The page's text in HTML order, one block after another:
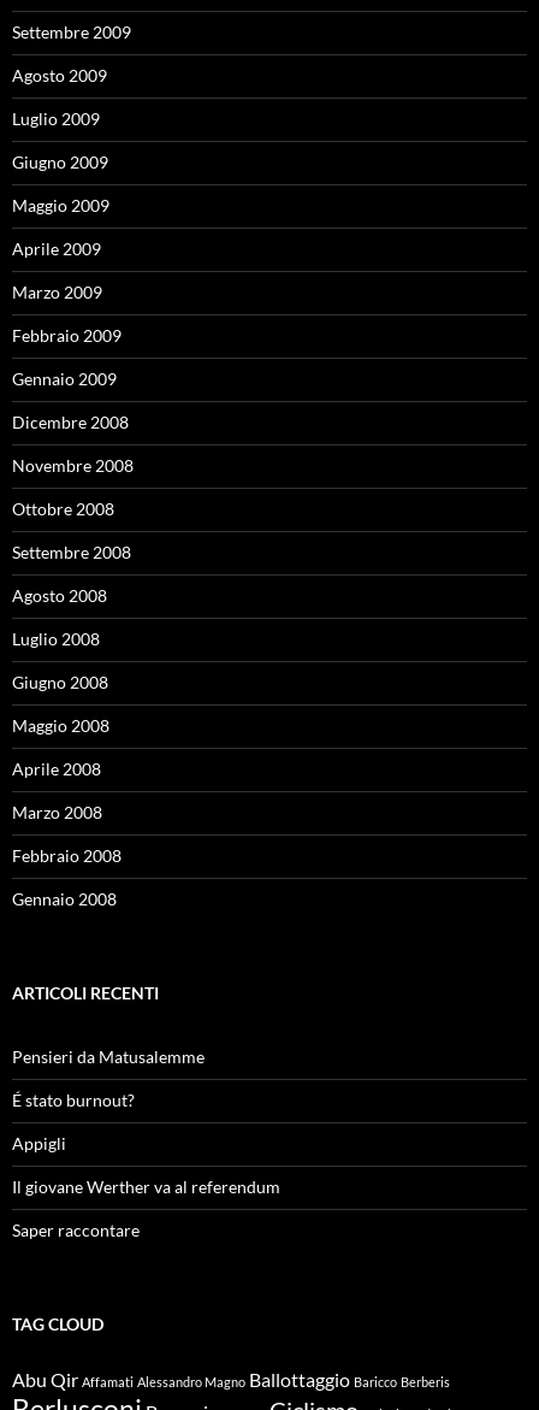
Settembre 2009
Agosto 2009
Luglio 2009
Giugno 2009
Maggio 2009
Aprile 2009
Marzo 2009
Febbraio 2009
Gennaio 2009
Dicembre 2008
Novembre 2008
Ottobre 2008
Settembre 2008
Agosto 2008
Luglio 2008
Giugno 2008
Maggio 2008
Aprile 2008
Marzo 2008
Febbraio 2008
Gennaio 2008
ARTICOLI RECENTI
Pensieri da Matusalemme
É stato burnout?
Appigli
Il giovane Werther va al referendum
Saper raccontare
TAG CLOUD
Abu Qir Affamati Alessandro Magno Ballottaggio Baricco Berberis